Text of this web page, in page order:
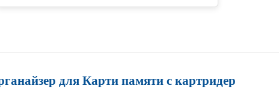
для Карти памяти с картридер